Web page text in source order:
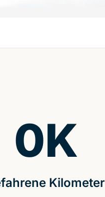
Kilometer
0K